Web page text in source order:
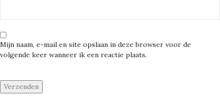
Mijn naam, e-mail en site opslaan in deze browser voor de
volgende keer wanneer ik een reactie plaats.